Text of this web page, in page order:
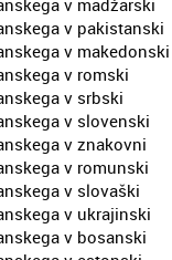
v pakistanski
v makedonski
v romski
v srbski
v slovenski
v znakovni
v romunski
v slovaški
v ukrajinski
v bosanski